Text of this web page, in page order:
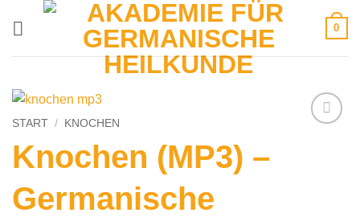
0
START / KNOCHEN
Knochen (MP3) –
Germanische